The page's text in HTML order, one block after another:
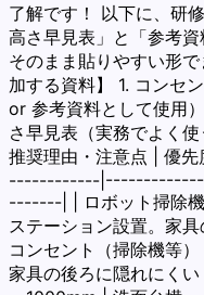
了解です！ 以下に、研
高さ早見表」と「参考
そのまま貼りやすい形
加する資料】 1. コンセ
or 参考資料として使用
さ早見表（実務でよく
推奨理由・注意点 |
------------
-------| | ロボット掃除
ステーション設置。
コンセント（掃除機等
家具の後ろに隠れに